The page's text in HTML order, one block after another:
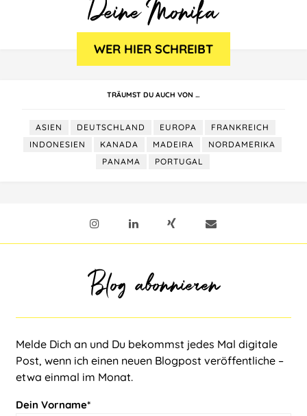
TRÄUMST DU AUCH VON …
ASIEN DEUTSCHLAND EUROPA
FRANKREICH
INDONESIEN
KANADA MADEIRA
NORDAMERIKA
PANAMA
PORTUGAL
Blog abonnieren
Melde Dich an und Du bekommst jedes Mal digitale
Post, wenn ich einen neuen Blogpost veröffentliche –
etwa einmal im Monat.
Dein Vorname*